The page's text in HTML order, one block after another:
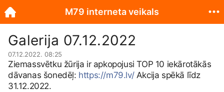
Galerija 07.12.2022
07.12.2022. 08:25
Ziemassvētku žūrija ir apkopojusi TOP 10 iekārotākās
dāvanas šonedēļ: https://m79.lv/Akcija spēkā līdz
31.12.2022.
M79 interneta veikals